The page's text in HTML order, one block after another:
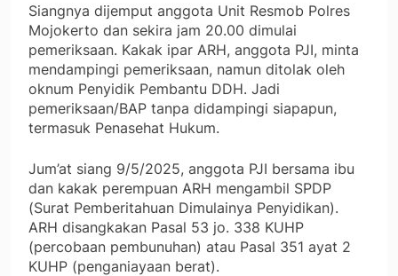
Siangnya dijemput anggota Unit Resmob Polres
Mojokerto dan sekira jam 20.00 dimulai
pemeriksaan. Kakak ipar ARH, anggota PJI, minta
mendampingi pemeriksaan, namun ditolak oleh
oknum Penyidik Pembantu DDH. Jadi
pemeriksaan/BAP tanpa didampingi siapapun,
termasuk Penasehat Hukum.
Jum’at siang 9/5/2025, anggota PJI bersama ibu
dan kakak perempuan ARH mengambil SPDP
(Surat Pemberitahuan Dimulainya Penyidikan).
ARH disangkakan Pasal 53 jo. 338 KUHP
(percobaan pembunuhan) atau Pasal 351 ayat 2
KUHP (penganiayaan berat).